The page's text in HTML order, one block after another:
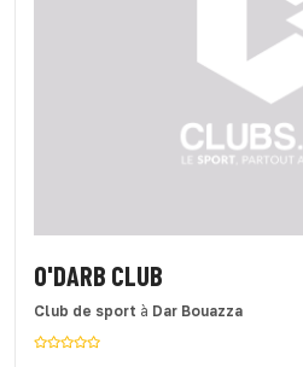
O'DARB CLUB
Club de sport à Dar Bouazza